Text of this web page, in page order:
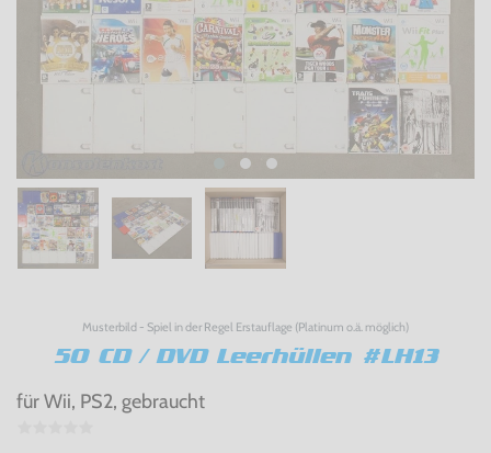
Musterbild - Spiel in der Regel Erstauflage (Platinum o.ä. möglich)
50 CD / DVD Leerhüllen #LH13
für Wii, PS2, gebraucht